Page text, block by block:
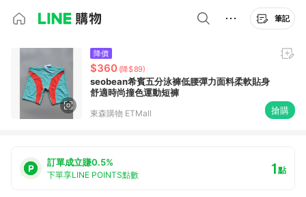
筆記
降價
$360 (降$89)
seobean希賓五分泳褲低腰彈力面料柔軟貼身
舒適時尚撞色運動短褲
東森購物 ETMall 搶購
訂單成立賺0.5%
下單享LINE POINTS點數 1點